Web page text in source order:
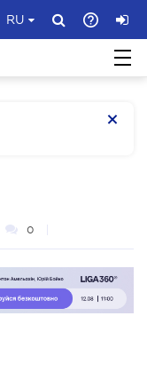
RU
0